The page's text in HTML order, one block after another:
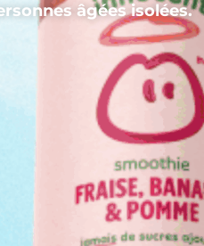
âgées isolées.